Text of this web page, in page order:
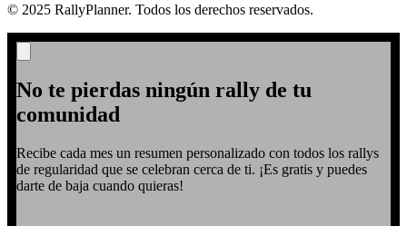
© 2025 RallyPlanner. Todos los derechos reservados.
No te pierdas ningún rally de tu
comunidad
Recibe cada mes un resumen personalizado con todos los rallys
de regularidad que se celebran cerca de ti. ¡Es gratis y puedes
darte de baja cuando quieras!